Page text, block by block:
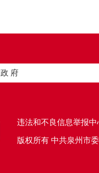
政 府
违法和不良信息举报中
版权所有 中共泉州市